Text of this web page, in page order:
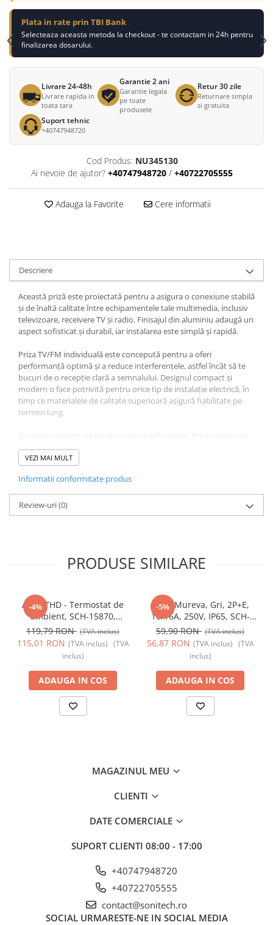
Plata in rate prin TBI Bank
Selecteaza aceasta metoda la checkout - te contactam in 24h pentru
finalizarea dosarului.
Livrare 24-48h
Livrare rapida in
toata tara
Garantie 2 ani
Garantie legala
pe toate
produsele
Retur 30 zile
Returnare simpla
si gratuita
Suport tehnic
+40747948720
Cod Produs: NU345130
Ai nevoie de ajutor? +40747948720 / +40722705555
Adauga la Favorite Cere informatii
Descriere
Această priză este proiectată pentru a asigura o conexiune stabilă
și de înaltă calitate între echipamentele tale multimedia, inclusiv
televizoare, receivere TV și radio. Finisajul din aluminiu adaugă un
aspect sofisticat și durabil, iar instalarea este simplă și rapidă.
Priza TV/FM individuală este concepută pentru a oferi
performanță optimă și a reduce interferențele, astfel încât să te
bucuri de o recepție clară a semnalului. Designul compact și
modern o face potrivită pentru orice tip de instalație electrică, în
timp ce materialele de calitate superioară asigură fiabilitate pe
termen lung.
pot diferi ușor de cele afișate în poze, în funcție de producător și
de lotul de fabricație. Ne străduim să actualizăm informațiile și
produsele noastre, însă pot apărea mici variații. Vă mulțumim
pentru înțelegere!
VEZI MAI MULT
Informatii conformitate produs
Review-uri(0)
PRODUSE SIMILARE
-4%
Acti9 THD - Termostat de
ambient, SCH-15870,
Schneider Electric -
Schneider
119,79 RON (TVA inclus)
115,01 RON (TVA inclus) (TVA
inclus)
ADAUGA IN COS
-5%
Priza Mureva, Gri, 2P+E,
10/16A, 250V, IP65, SCH-
81141, Schneider Electric -
Schneider
59,90 RON (TVA inclus)
56,87 RON (TVA inclus) (TVA
inclus)
ADAUGA IN COS
MAGAZINUL MEU
CLIENTI
DATE COMERCIALE
SUPORT CLIENTI 08:00 - 17:00
+40747948720
+40722705555
contact@sonitech.ro
SOCIAL URMARESTE-NE IN SOCIAL MEDIA